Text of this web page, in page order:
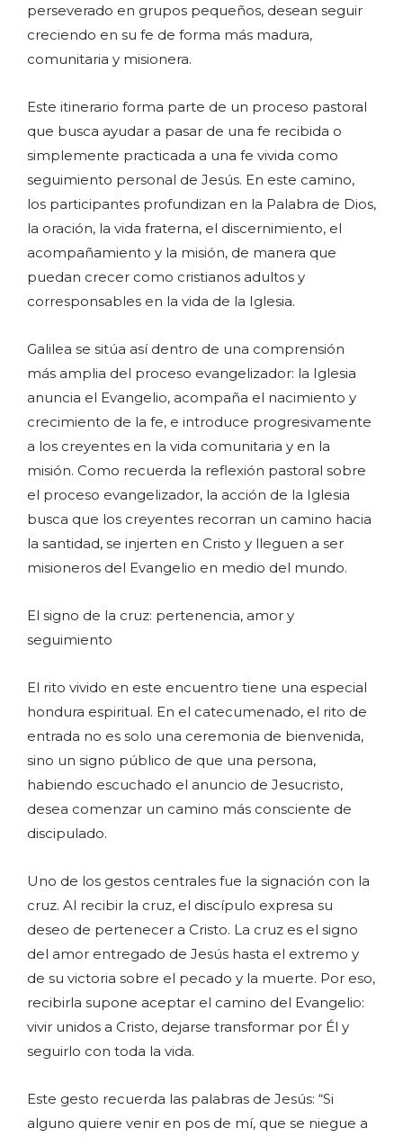
perseverado en grupos pequeños, desean seguir
creciendo en su fe de forma más madura,
comunitaria y misionera.
Este itinerario forma parte de un proceso pastoral
que busca ayudar a pasar de una fe recibida o
simplemente practicada a una fe vivida como
seguimiento personal de Jesús. En este camino,
los participantes profundizan en la Palabra de Dios,
la oración, la vida fraterna, el discernimiento, el
acompañamiento y la misión, de manera que
puedan crecer como cristianos adultos y
corresponsables en la vida de la Iglesia.
Galilea se sitúa así dentro de una comprensión
más amplia del proceso evangelizador: la Iglesia
anuncia el Evangelio, acompaña el nacimiento y
crecimiento de la fe, e introduce progresivamente
a los creyentes en la vida comunitaria y en la
misión. Como recuerda la reflexión pastoral sobre
el proceso evangelizador, la acción de la Iglesia
busca que los creyentes recorran un camino hacia
la santidad, se injerten en Cristo y lleguen a ser
misioneros del Evangelio en medio del mundo.
El signo de la cruz: pertenencia, amor y
seguimiento
El rito vivido en este encuentro tiene una especial
hondura espiritual. En el catecumenado, el rito de
entrada no es solo una ceremonia de bienvenida,
sino un signo público de que una persona,
habiendo escuchado el anuncio de Jesucristo,
desea comenzar un camino más consciente de
discipulado.
Uno de los gestos centrales fue la signación con la
cruz. Al recibir la cruz, el discípulo expresa su
deseo de pertenecer a Cristo. La cruz es el signo
del amor entregado de Jesús hasta el extremo y
de su victoria sobre el pecado y la muerte. Por eso,
recibirla supone aceptar el camino del Evangelio:
vivir unidos a Cristo, dejarse transformar por Él y
seguirlo con toda la vida.
Este gesto recuerda las palabras de Jesús: “Si
alguno quiere venir en pos de mí, que se niegue a